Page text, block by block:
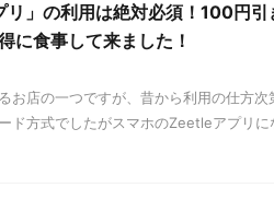
リ」の利用は絶対必須！100円引
に食事して来ました！
お店の一つですが、昔から利用の仕方次
ド方式でしたがスマホのZeetleアプリに